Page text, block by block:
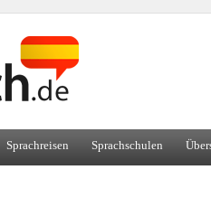
Sprachreisen Sprachschulen